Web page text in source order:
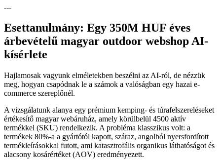
---
Esettanulmány: Egy 350M HUF éves
árbevételű magyar outdoor webshop AI-
kísérlete
Hajlamosak vagyunk elméletekben beszélni az AI-ról, de nézzük
meg, hogyan csapódnak le a számok a valóságban egy hazai e-
commerce szereplőnél.
A vizsgálatunk alanya egy prémium kemping- és túrafelszereléseket
értékesítő magyar webáruház, amely körülbelül 4500 aktív
termékkel (SKU) rendelkezik. A probléma klasszikus volt: a
termékek 80%-a a gyártótól kapott, száraz, angolból nyersfordított
termékleírásokkal futott, ami katasztrofális organikus láthatóságot és
alacsony kosárértéket (AOV) eredményezett.